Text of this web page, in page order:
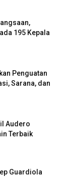
195 Kepala
Penguatan
Sarana, dan
Audero
Terbaik
Guardiola